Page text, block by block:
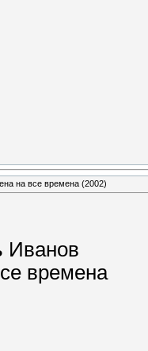
на все времена (2002)
Иванов
времена